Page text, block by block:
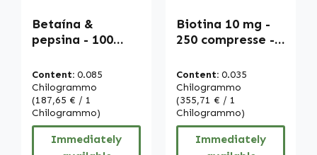
Betaína &
pepsina - 100
deglutire |
Warnke
Vitalstoffe
Content: 0.085
Chilogrammo
(187,65 € / 1
Chilogrammo)
Immediately
Biotina 10 mg -
250 compresse -
deglutire - per
pelle, capelli,
sistema nervoso
e altro - alto
dosaggio -
vegano | Warnke
Content: 0.035
Chilogrammo
(355,71 € / 1
Chilogrammo)
Immediately